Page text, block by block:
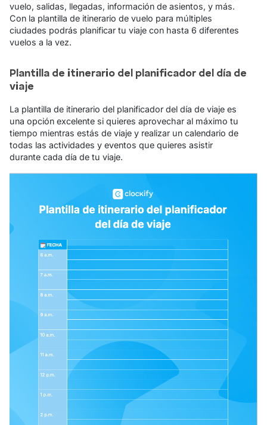
vuelo, salidas, llegadas, información de asientos, y más.
Con la plantilla de itinerario de vuelo para múltiples
ciudades podrás planificar tu viaje con hasta 6 diferentes
vuelos a la vez.
Plantilla de itinerario del planificador del día de
viaje
La plantilla de itinerario del planificador del día de viaje es
una opción excelente si quieres aprovechar al máximo tu
tiempo mientras estás de viaje y realizar un calendario de
todas las actividades y eventos que quieres asistir
durante cada día de tu viaje.